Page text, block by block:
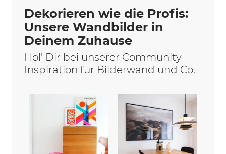
Dekorieren wie die Profis:
Unsere Wandbilder in
Deinem Zuhause
Hol' Dir bei unserer Community
Inspiration für Bilderwand und Co.